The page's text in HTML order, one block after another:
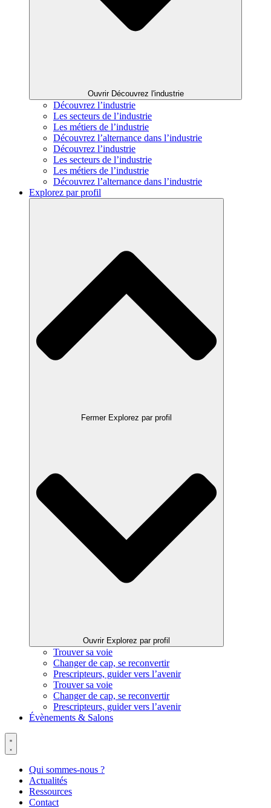
Ouvrir Découvrez l'industrie
Découvrez l’industrie
Les secteurs de l’industrie
Les métiers de l’industrie
Découvrez l’alternance dans l’industrie
Découvrez l’industrie
Les secteurs de l’industrie
Les métiers de l’industrie
Découvrez l’alternance dans l’industrie
Explorez par profil
Fermer Explorez par profil
Ouvrir Explorez par profil
Trouver sa voie
Changer de cap, se reconvertir
Prescripteurs, guider vers l’avenir
Trouver sa voie
Changer de cap, se reconvertir
Prescripteurs, guider vers l’avenir
Évènements & Salons
Qui sommes-nous ?
Actualités
Ressources
Contact